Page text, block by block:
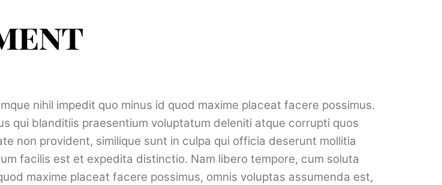
nihil impedit quo minus id quod maxime placeat facere possimus.
qui blanditiis praesentium voluptatum deleniti atque corrupti quos
non provident, similique sunt in culpa qui officia deserunt mollitia
facilis est et expedita distinctio. Nam libero tempore, cum soluta
maxime placeat facere possimus, omnis voluptas assumenda est,